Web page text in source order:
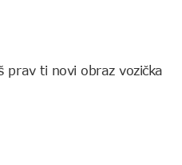
ti novi obraz vozička